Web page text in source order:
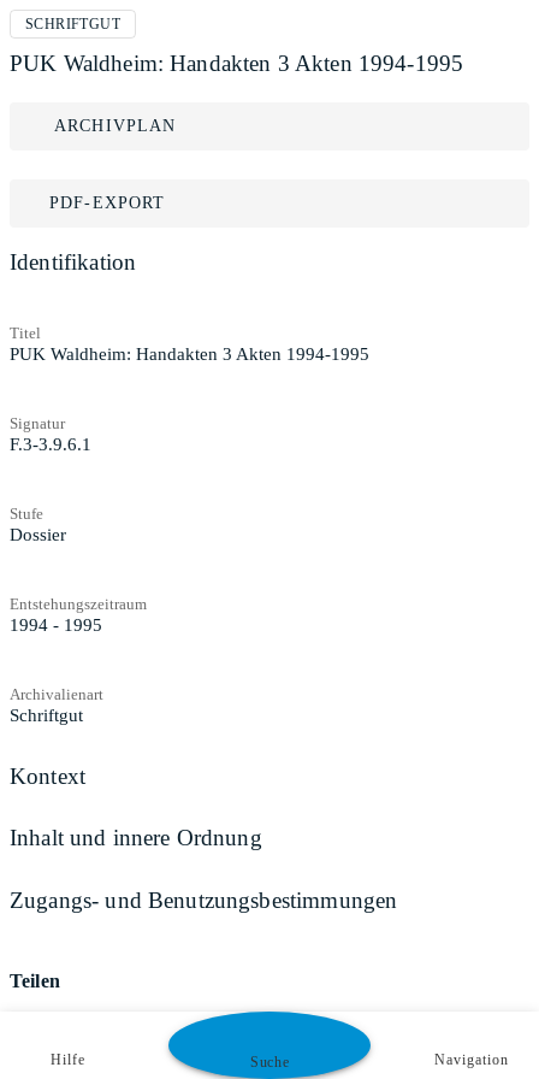
SCHRIFTGUT
PUK Waldheim: Handakten 3 Akten 1994-1995
ARCHIVPLAN
PDF-EXPORT
Identifikation
Titel
PUK Waldheim: Handakten 3 Akten 1994-1995
Signatur
F.3-3.9.6.1
Stufe
Dossier
Entstehungszeitraum
1994 - 1995
Archivalienart
Schriftgut
Kontext
Inhalt und innere Ordnung
Zugangs- und Benutzungsbestimmungen
Teilen
Hilfe Suche Navigation